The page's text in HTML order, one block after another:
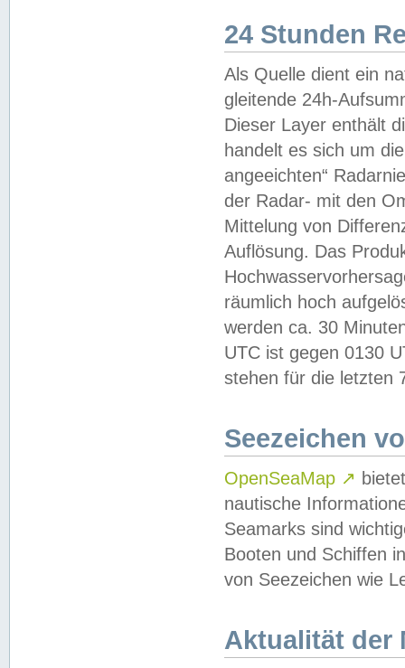
24 Stunden
Als Quelle dient ein
gleitende 24h-
Dieser Layer enthält
handelt es sich um
angeeichten“
der Radar- mit den
Mittelung von
Auflösung. Das
räumlich hoch
werden ca. 30
UTC ist gegen 0130
stehen für die letzten
Seezeichen
OpenSeaMap ↗
nautische
Seamarks sind
Booten und Schiffen
von Seezeichen wie
Aktualität der